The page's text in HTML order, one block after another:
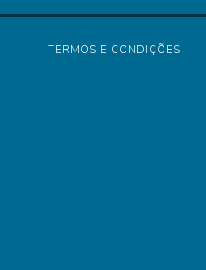
TERMOS E CONDIÇÕES